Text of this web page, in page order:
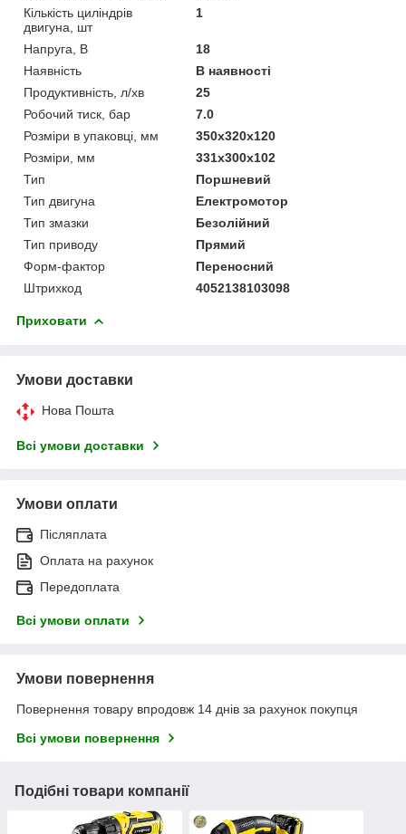
Кількість циліндрів
двигуна, шт
1
Напруга, В
18
Наявність
В наявності
Продуктивність, л/хв
25
Робочий тиск, бар
7.0
Розміри в упаковці, мм
350х320х120
Розміри, мм
331х300х102
Тип
Поршневий
Тип двигуна
Електромотор
Тип змазки
Безолійний
Тип приводу
Прямий
Форм-фактор
Переносний
Штрихкод
4052138103098
Приховати
Умови доставки
Нова Пошта
Всі умови доставки
Умови оплати
Післяплата
Оплата на рахунок
Передоплата
Всі умови оплати
Умови повернення
Повернення товару впродовж 14 днів за рахунок покупця
Всі умови повернення
Подібні товари компанії